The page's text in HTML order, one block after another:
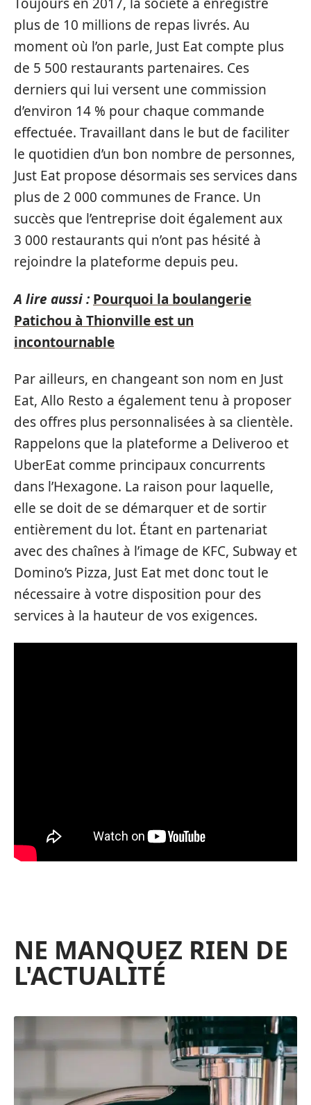
Toujours en 2017, la société a enregistré
plus de 10 millions de repas livrés. Au
moment où l’on parle, Just Eat compte plus
de 5 500 restaurants partenaires. Ces
derniers qui lui versent une commission
d’environ 14 % pour chaque commande
effectuée. Travaillant dans le but de faciliter
le quotidien d’un bon nombre de personnes,
Just Eat propose désormais ses services dans
plus de 2 000 communes de France. Un
succès que l’entreprise doit également aux
3 000 restaurants qui n’ont pas hésité à
rejoindre la plateforme depuis peu.
A lire aussi : Pourquoi la boulangerie
Patichou à Thionville est un
incontournable
Par ailleurs, en changeant son nom en Just
Eat, Allo Resto a également tenu à proposer
des offres plus personnalisées à sa clientèle.
Rappelons que la plateforme a Deliveroo et
UberEat comme principaux concurrents
dans l’Hexagone. La raison pour laquelle,
elle se doit de se démarquer et de sortir
entièrement du lot. Étant en partenariat
avec des chaînes à l’image de KFC, Subway et
Domino’s Pizza, Just Eat met donc tout le
nécessaire à votre disposition pour des
services à la hauteur de vos exigences.
NE MANQUEZ RIEN DE
L'ACTUALITÉ